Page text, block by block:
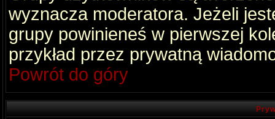
wyznacza moderatora. Jeżeli
grupy powinieneś w pierwszej
przykład przez prywatną
Powrót do góry